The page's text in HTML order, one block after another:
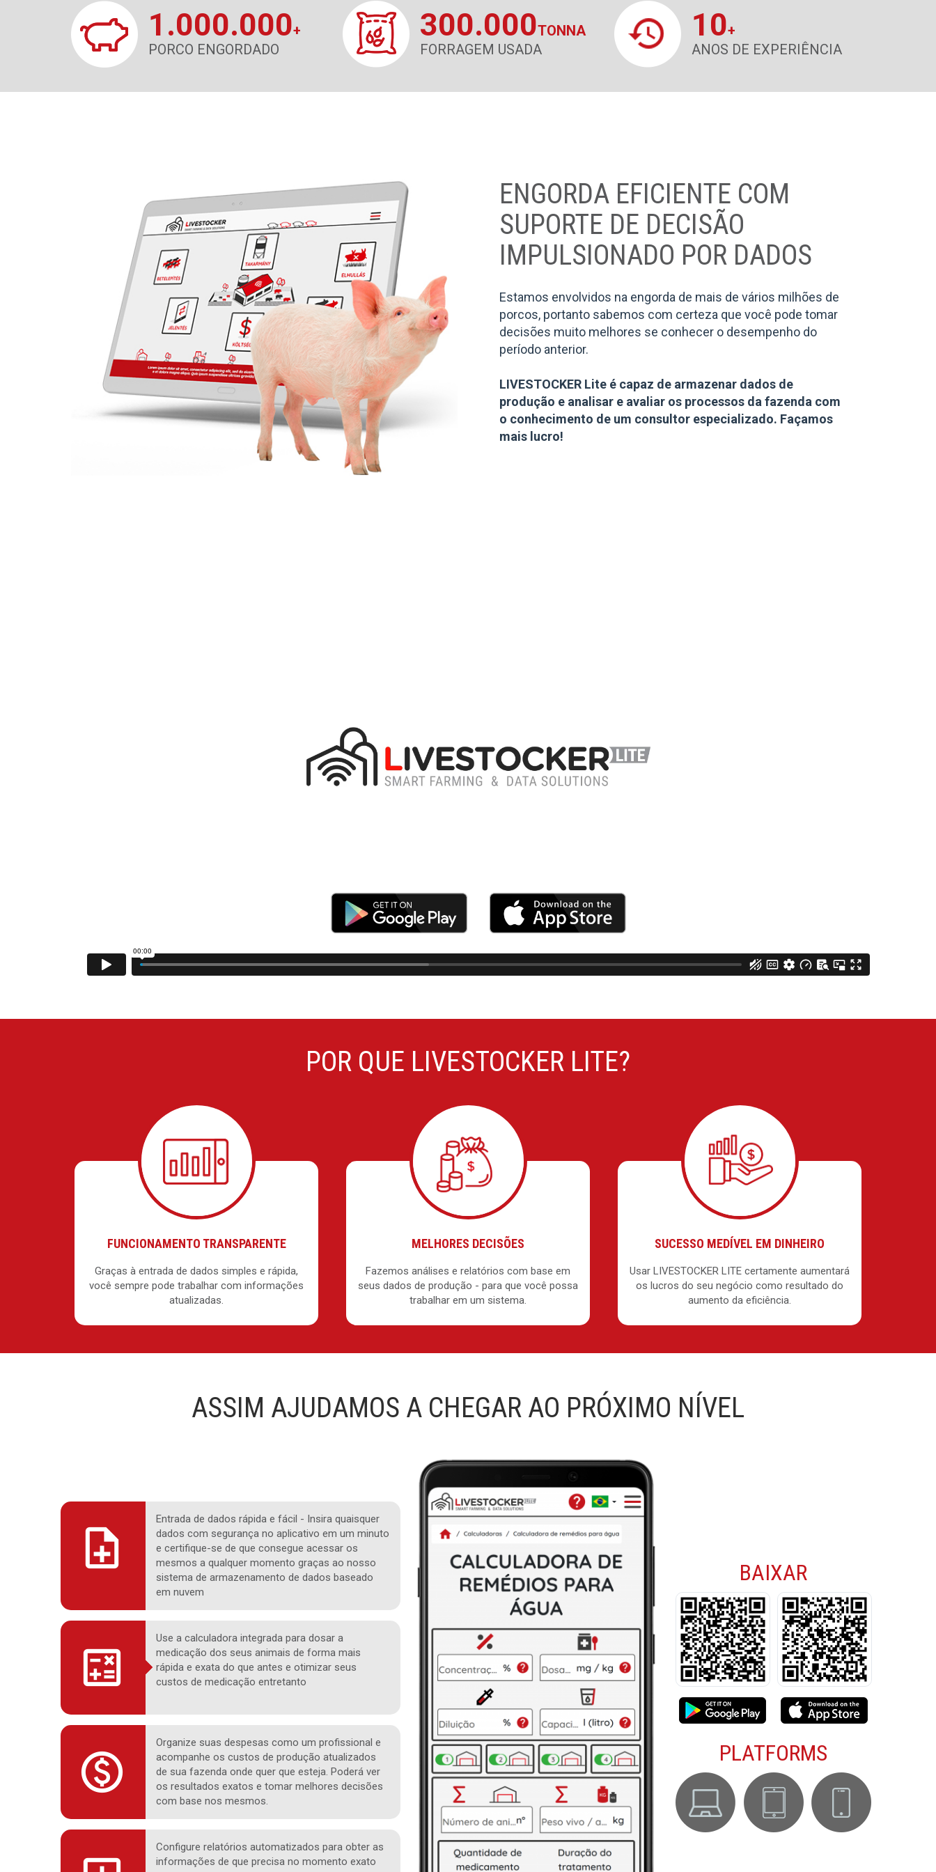
1.000.000+
PORCO ENGORDADO
300.000TONNA
FORRAGEM USADA
10+
ANOS DE EXPERIÊNCIA
ENGORDA EFICIENTE COM
SUPORTE DE DECISÃO
IMPULSIONADO POR DADOS
Estamos envolvidos na engorda de mais de vários milhões de
porcos, portanto sabemos com certeza que você pode tomar
decisões muito melhores se conhecer o desempenho do
período anterior.
LIVESTOCKER Lite é capaz de armazenar dados de
produção e analisar e avaliar os processos da fazenda com
o conhecimento de um consultor especializado. Façamos
mais lucro!
POR QUE LIVESTOCKER LITE?
FUNCIONAMENTO TRANSPARENTE
Graças à entrada de dados simples e rápida,
você sempre pode trabalhar com informações
atualizadas.
MELHORES DECISÕES
Fazemos análises e relatórios com base em
seus dados de produção - para que você possa
trabalhar em um sistema.
SUCESSO MEDÍVEL EM DINHEIRO
Usar LIVESTOCKER LITE certamente aumentará
os lucros do seu negócio como resultado do
aumento da eficiência.
ASSIM AJUDAMOS A CHEGAR AO PRÓXIMO NÍVEL
Entrada de dados rápida e fácil - Insira quaisquer
dados com segurança no aplicativo em um minuto
e certifique-se de que consegue acessar os
mesmos a qualquer momento graças ao nosso
sistema de armazenamento de dados baseado
em nuvem
Use a calculadora integrada para dosar a
medicação dos seus animais de forma mais
rápida e exata do que antes e otimizar seus
custos de medicação entretanto
Organize suas despesas como um profissional e
acompanhe os custos de produção atualizados
de sua fazenda onde quer que esteja. Poderá ver
os resultados exatos e tomar melhores decisões
com base nos mesmos.
Configure relatórios automatizados para obter as
informações de que precisa no momento exato
BAIXAR
PLATFORMS